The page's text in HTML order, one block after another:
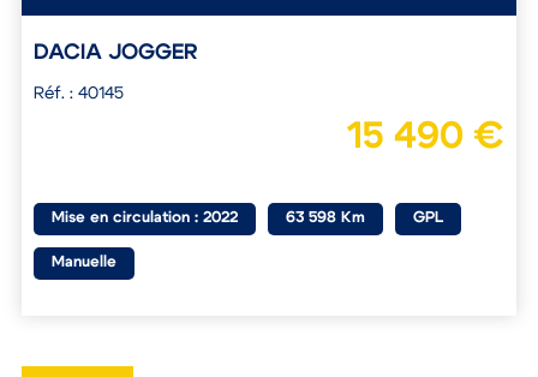
DACIA JOGGER
Réf. : 40145
15 490 €
Mise en circulation : 2022 63 598 Km GPL
Manuelle